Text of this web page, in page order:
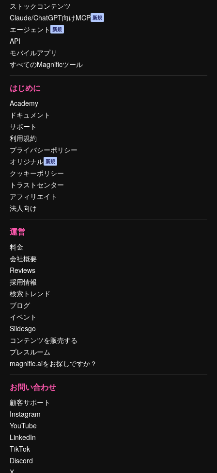
ストックコンテンツ
Claude/ChatGPT向けMCP 新規
エージェント 新規
API
モバイルアプリ
すべてのMagnificツール
はじめに
Academy
ドキュメント
サポート
利用規約
プライバシーポリシー
オリジナル 新規
クッキーポリシー
トラストセンター
アフィリエイト
法人向け
運営
料金
会社概要
Reviews
採用情報
検索トレンド
ブログ
イベント
Slidesgo
コンテンツを販売する
プレスルーム
magnific.aiをお探しですか？
お問い合わせ
顧客サポート
Instagram
YouTube
LinkedIn
TikTok
Discord